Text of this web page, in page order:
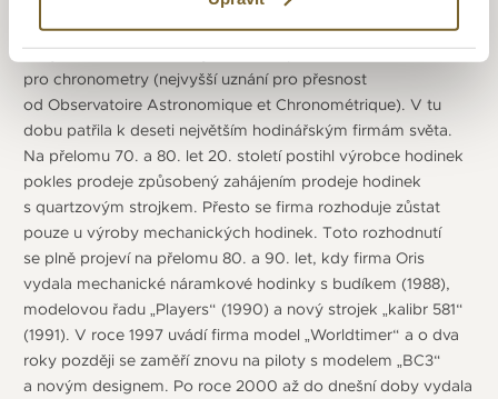
stupnici a velké luminiscenční číslice. Roku 1968 vyvine firma
strojek „kalibr 652“, kterým získává plnou certifikaci
pro chronometry (nejvyšší uznání pro přesnost
od Observatoire Astronomique et Chronométrique). V tu
dobu patřila k deseti největším hodinářským firmám světa.
Na přelomu 70. a 80. let 20. století postihl výrobce hodinek
pokles prodeje způsobený zahájením prodeje hodinek
s quartzovým strojkem. Přesto se firma rozhoduje zůstat
pouze u výroby mechanických hodinek. Toto rozhodnutí
se plně projeví na přelomu 80. a 90. let, kdy firma Oris
vydala mechanické náramkové hodinky s budíkem (1988),
modelovou řadu „Players“ (1990) a nový strojek „kalibr 581“
(1991). V roce 1997 uvádí firma model „Worldtimer“ a o dva
roky později se zaměří znovu na piloty s modelem „BC3“
a novým designem. Po roce 2000 až do dnešní doby vydala